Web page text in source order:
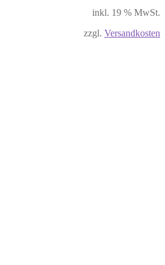
inkl. 19 % MwSt.
zzgl. Versandkosten